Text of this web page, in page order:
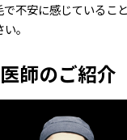
不安に感じているこ
。
医師のご紹介